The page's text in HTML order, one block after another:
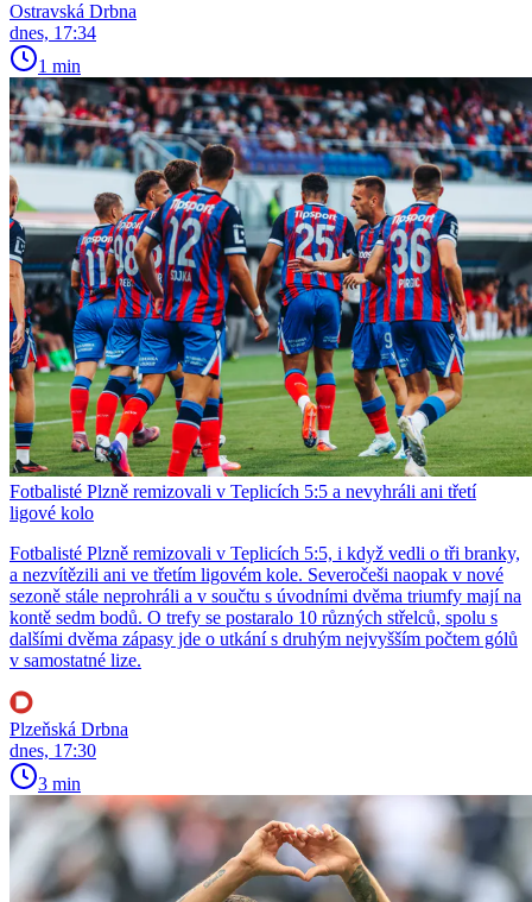
Ostravská Drbna
dnes, 17:34
1 min
Fotbalisté Plzně remizovali v Teplicích 5:5 a nevyhráli ani třetí
ligové kolo
Fotbalisté Plzně remizovali v Teplicích 5:5, i když vedli o tři branky,
a nezvítězili ani ve třetím ligovém kole. Severočeši naopak v nové
sezoně stále neprohráli a v součtu s úvodními dvěma triumfy mají na
kontě sedm bodů. O trefy se postaralo 10 různých střelců, spolu s
dalšími dvěma zápasy jde o utkání s druhým nejvyšším počtem gólů
v samostatné lize.
Plzeňská Drbna
dnes, 17:30
3 min